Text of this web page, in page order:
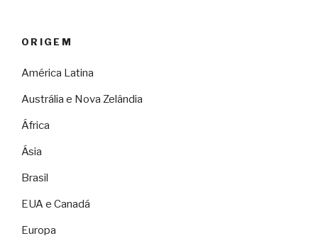
ORIGEM
América Latina
Austrália e Nova Zelândia
África
Ásia
Brasil
EUA e Canadá
Europa